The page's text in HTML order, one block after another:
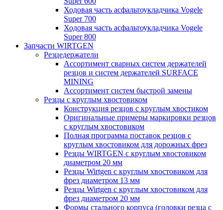
Ходовая часть асфальтоукладчика Vogele
Super 700
Ходовая часть асфальтоукладчика Vogele
Super 800
Запчасти WIRTGEN
Резцедержатели
Ассортимент сварных систем держателей
резцов и систем держателей SURFACE
MINING
Ассортимент систем быстрой замены
Резцы с круглым хвостовиком
Конструкция резцов с круглым хвостиком
Оригинальные примеры маркировки резцов
с круглым хвостовиком
Полная программа поставок резцов с
круглым хвостовиком для дорожных фрез
Резцы WIRTGEN с круглым хвостовиком
диаметром 20 мм
Резцы Wirtgen с круглым хвостовиком для
фрез диаметром 13 мм
Резцы Wirtgen с круглым хвостовиком для
фрез диаметром 20 мм
Формы стального корпуса (головки резца с